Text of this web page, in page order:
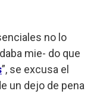
no lo
mie- do que
”, se excusa el
un dejo de pena